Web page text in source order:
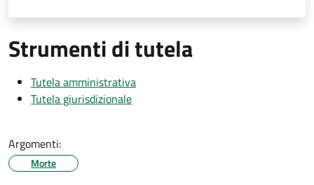
Strumenti di tutela
Tutela amministrativa
Tutela giurisdizionale
Argomenti:
Morte